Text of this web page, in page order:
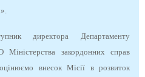
директора Департаменту
закордонних справ
внесок Місії в розвиток